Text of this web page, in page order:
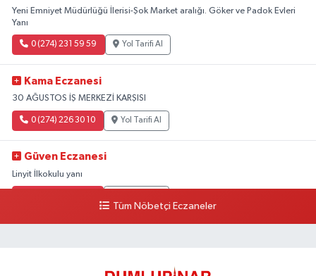
Yeni Emniyet Müdürlüğü İlerisi-Şok Market aralığı. Göker ve Padok Evleri
Yanı
0 (274) 231 59 59 Yol Tarifi Al
Kama Eczanesi
30 AĞUSTOS İŞ MERKEZİ KARŞISI
0 (274) 226 30 10 Yol Tarifi Al
Güven Eczanesi
Linyit İlkokulu yanı
Tüm Nöbetçi Eczaneler